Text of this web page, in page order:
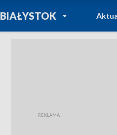
BIAŁYSTOKPOWRÓT DO
TVP REGIONY